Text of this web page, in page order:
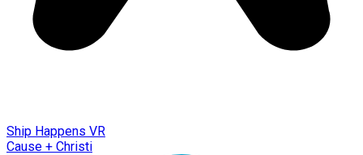
Ship Happens VR
Cause + Christi